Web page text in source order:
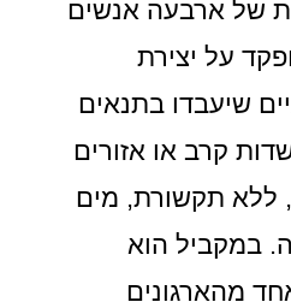
של ארבעה אנשים
על יצירת
שיעבדו בתנאים
קרב או אזורים
ללא תקשורת, מים
במקביל הוא
מהארגונים